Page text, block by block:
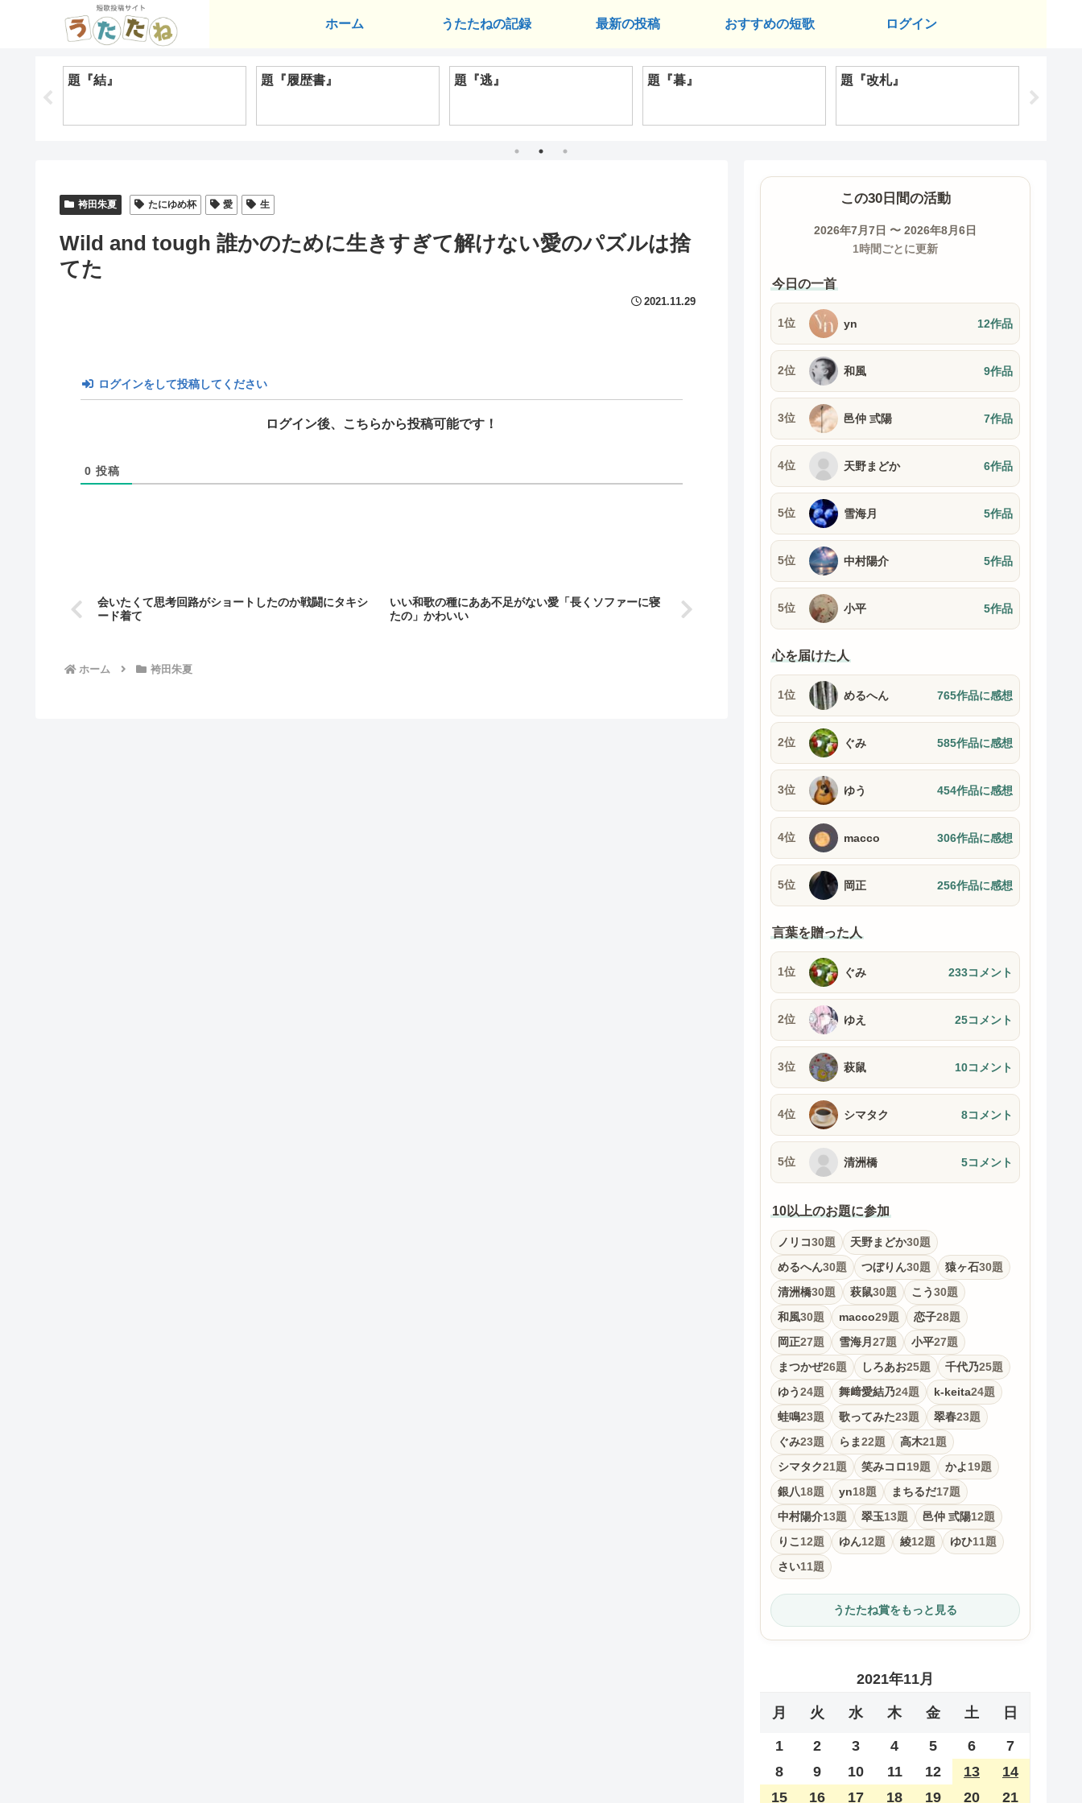
ホーム うたたねの記録 最新の投稿 おすすめの短歌 ログイン
題『結』 題『履歴書』 題『逃』 題『暮』 題『改札』
袴田朱夏 たにゆめ杯 愛 生
Wild and tough 誰かのために生きすぎて解けない愛のパズルは捨
てた
2021.11.29
ログインをして投稿してください
ログイン後、こちらから投稿可能です！
0 投稿
会いたくて思考回路がショートしたのか戦闘にタキシ
ード着て
いい和歌の種にああ不足がない愛「長くソファーに寝
たの」かわいい
ホーム 袴田朱夏
この30日間の活動
2026年7月7日 〜 2026年8月6日
1時間ごとに更新
今日の一首
1位 yn 12作品
2位 和風 9作品
3位 邑仲 弎陽 7作品
4位 天野まどか 6作品
5位 雪海月 5作品
5位 中村陽介 5作品
5位 小平 5作品
心を届けた人
1位 めるへん 765作品に感想
2位 ぐみ 585作品に感想
3位 ゆう 454作品に感想
4位 macco 306作品に感想
5位 岡正 256作品に感想
言葉を贈った人
1位 ぐみ 233コメント
2位 ゆえ 25コメント
3位 萩鼠 10コメント
4位 シマタク 8コメント
5位 清洲橋 5コメント
10以上のお題に参加
ノリコ30題 天野まどか30題
めるへん30題 つぼりん30題 猿ヶ石30題
清洲橋30題 萩鼠30題 こう30題
和風30題 macco29題 恋子28題
岡正27題 雪海月 27題 小平27題
まつかぜ26題 しろあお25題 千代乃25題
ゆう24題 舞﨑愛結乃24題 k-keita24題
蛙鳴23題 歌ってみた23題 翠春23題
ぐみ23題 らま22題 高木21題
シマタク21題 笑みコロ19題 かよ19題
銀八18題 yn18題 まちるだ17題
中村陽介13題 翠玉13題 邑仲 弎陽12題
りこ 12題 ゆん12題 綾12題 ゆひ11題
さい11題
うたたね賞をもっと見る
2021年11月
月 火 水 木 金 土 日
1 2 3 4 5 6
7
8
9 10 11 12 13
14
15
16 17 18 19 20 21